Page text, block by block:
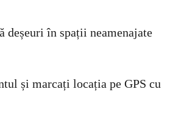
deșeuri în spații neamenajate
și marcați locația pe GPS cu